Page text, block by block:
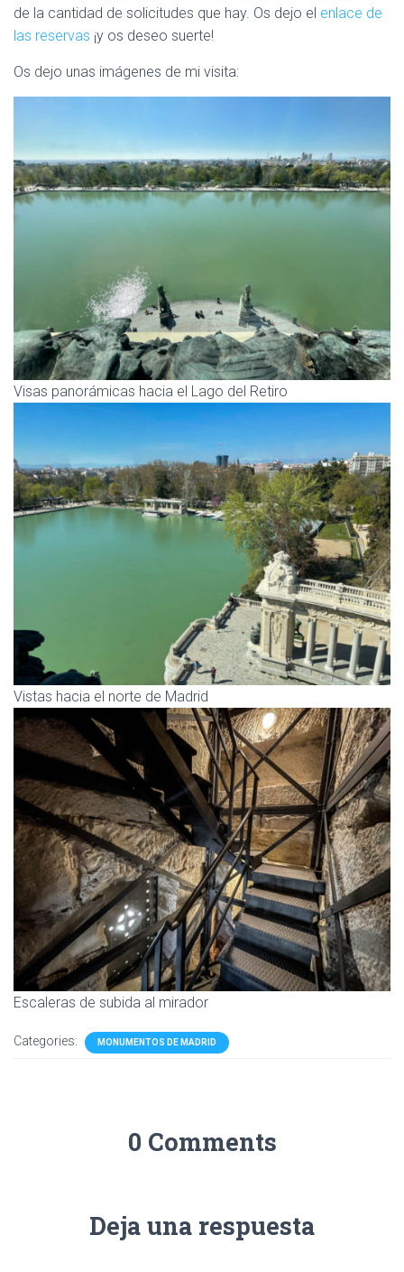
de la cantidad de solicitudes que hay. Os dejo el enlace de
las reservas ¡y os deseo suerte!
Os dejo unas imágenes de mi visita:
Visas panorámicas hacia el Lago del Retiro
Vistas hacia el norte de Madrid
Escaleras de subida al mirador
Categories: MONUMENTOS DE MADRID
0 Comments
Deja una respuesta